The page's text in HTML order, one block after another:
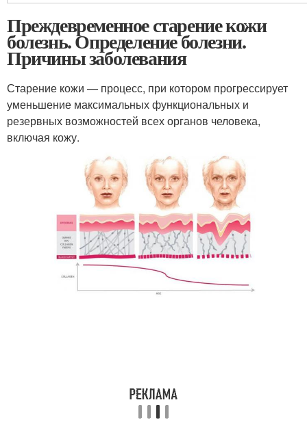
Преждевременное старение кожи
болезнь. Определение болезни.
Причины заболевания
Старение кожи — процесс, при котором прогрессирует
уменьшение максимальных функциональных и
резервных возможностей всех органов человека,
включая кожу.